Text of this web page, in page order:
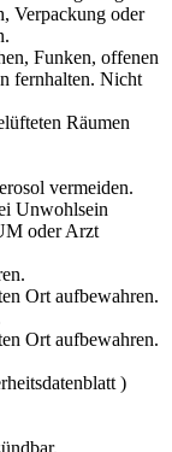
Verpackung oder
Funken, offenen
fernhalten. Nicht
Räumen
vermeiden.
Unwohlsein
oder Arzt
Ort aufbewahren.
Ort aufbewahren.
)